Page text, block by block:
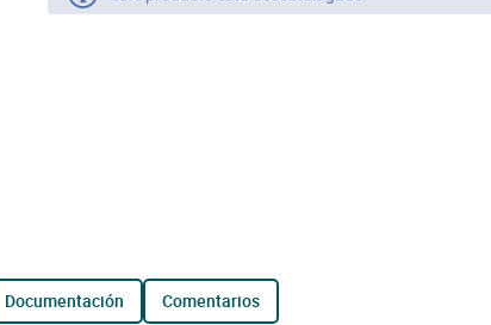
documentación comentarios